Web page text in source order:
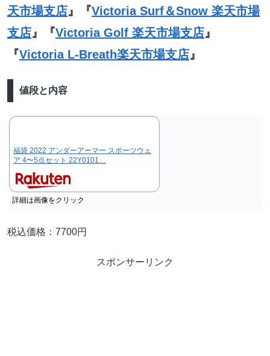
天市場支店』『Victoria Surf＆Snow 楽天市場
支店』『Victoria Golf 楽天市場支店』
『Victoria L-Breath楽天市場支店』
値段と内容
福袋 2022 アンダーアーマー スポーツウェ
ア 4〜5点セット 22Y0101…
詳細は画像をクリック
税込価格：7700円
スポンサーリンク